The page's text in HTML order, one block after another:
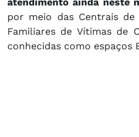
por meio das Centrais
Familiares de Vítimas de
conhecidas como espaços